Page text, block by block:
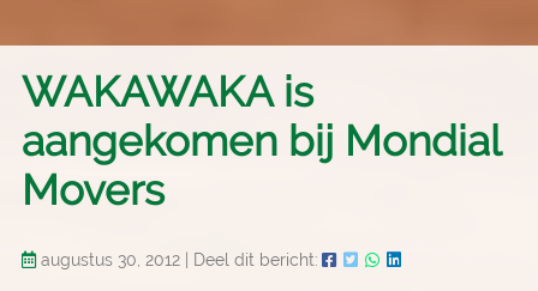
WAKAWAKA is
aangekomen bij Mondial
Movers
augustus 30, 2012 Deel dit bericht: